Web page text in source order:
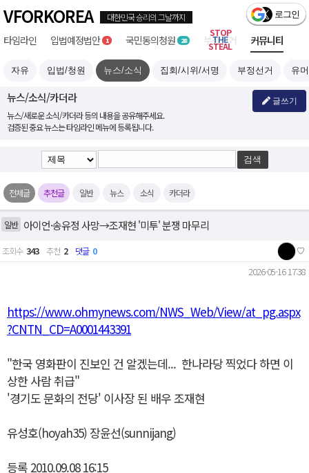
VFORKOREA
타임라인 입법예정 1 국민 28 부정선거
STOP
THE
STEAL 커뮤니티
자유 입법/청원 뉴스/소식 집회/시위/서명 부정선거 유머
뉴스/소식/카더라
뉴스/새로운 소식/카더라 등의 내용을 공유해주세요.
검증된 중요 뉴스는 타임라인 메뉴에 등록됩니다.
글쓰기
전체글 추천글 일반 뉴스 소식 카더라
일반 아이언·송유정 사망→조재현 '미투' 분쟁 마무리
조회수 343 추천 2 댓글 0 ♡
2026-05-16 17:38
https://www.ohmynews.com/NWS_Web/View/at_pg.aspx
?CNTN_CD=A0001443391
"한국 영화판이 진보인 건 알겠는데... 한나라당 찍었다 하면 이
상한 사람 취급"
'경기도 문화의 전당' 이사장 된 배우 조재현
유성호(hoyah35) 장윤선(sunnijang)
등록 2010.09.08 16:15